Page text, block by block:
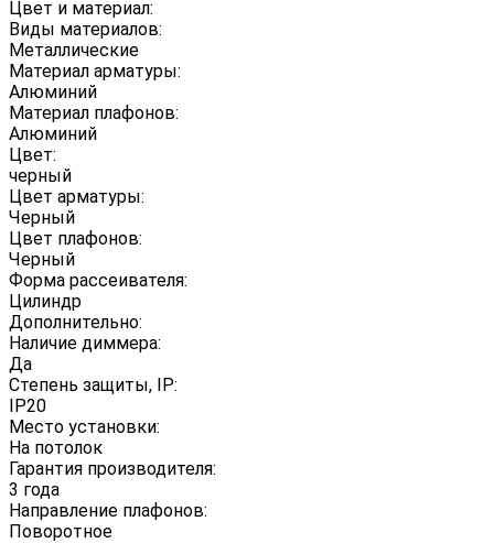
Цвет и материал:
Виды материалов:
Металлические
Материал арматуры:
Алюминий
Материал плафонов:
Алюминий
Цвет:
черный
Цвет арматуры:
Черный
Цвет плафонов:
Черный
Форма рассеивателя:
Цилиндр
Дополнительно:
Наличие диммера:
Да
Степень защиты, IP:
IP20
Место установки:
На потолок
Гарантия производителя:
3 года
Направление плафонов:
Поворотное